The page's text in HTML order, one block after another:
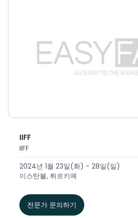
IIFF
IIFF
2024년 1월 23일(화) - 28일(일)
이스탄불, 튀르키예
전문가 문의하기